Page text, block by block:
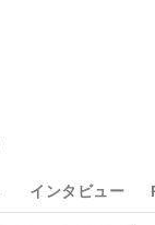
インタビュー